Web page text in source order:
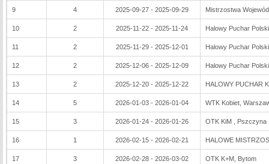
9 4 2025-09-27 - 2025-09-29 Mistrzostwa
10 2 2025-11-22 - 2025-11-24 Halowy Puchar
11 2 2025-11-29 - 2025-12-01 Halowy Puchar
12 2 2025-12-06 - 2025-12-09 Halowy Puchar
13 2 2025-12-20 - 2025-12-22 HALOWY PUCHAR
14 5 2026-01-03 - 2026-01-04 WTK Kobiet,
15 3 2026-01-24 - 2026-01-26 OTK KiM , Pszczyna
16 1 2026-02-15 - 2026-02-21 HALOWE
17 3 2026-02-28 - 2026-03-02 OTK K+M, Bytom